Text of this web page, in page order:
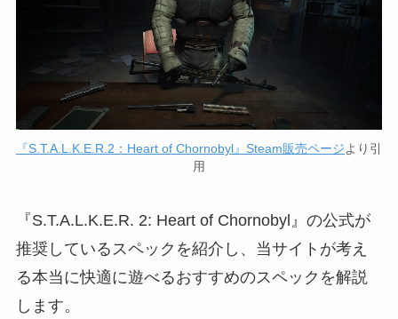
『S.T.A.L.K.E.R.2：Heart of Chornobyl』Steam販売ページより引
用
『S.T.A.L.K.E.R. 2: Heart of Chornobyl』の公式が
推奨しているスペックを紹介し、当サイトが考え
る本当に快適に遊べるおすすめのスペックを解説
します。